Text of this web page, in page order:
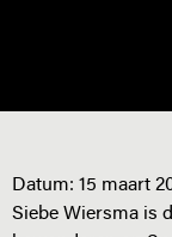
Datum: 15 maart
Siebe Wiersma is